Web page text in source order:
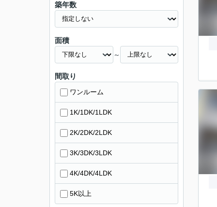
築年数
面積
～
間取り
ワンルーム
1K/1DK/1LDK
2K/2DK/2LDK
3K/3DK/3LDK
4K/4DK/4LDK
5K以上